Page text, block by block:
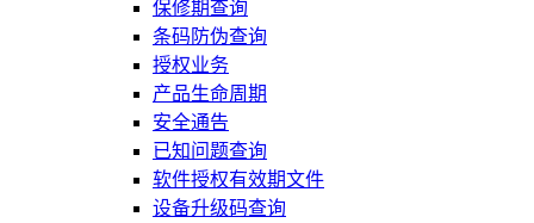
保修期查询
条码防伪查询
授权业务
产品生命周期
安全通告
已知问题查询
软件授权有效期文件
设备升级码查询